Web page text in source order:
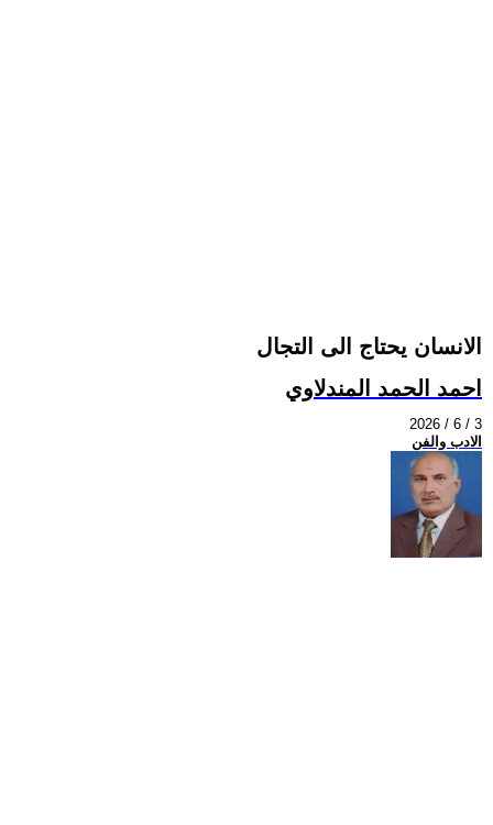
الانسان يحتاج الى التجال
احمد الحمد المندلاوي
2026 / 6 / 3
الادب والفن